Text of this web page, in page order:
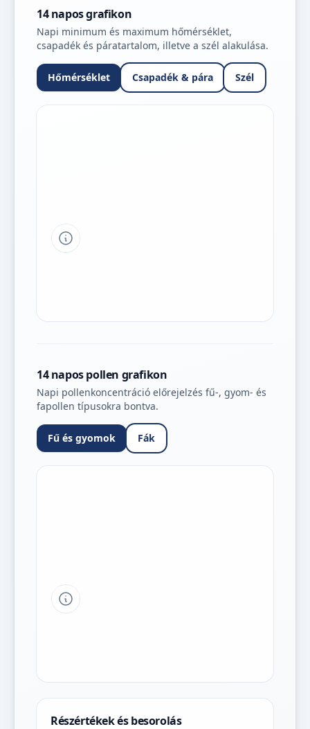
14 napos grafikon
Napi minimum és maximum hőmérséklet,
csapadék és páratartalom, illetve a szél alakulása.
Hőmérséklet Csapadék & pára Szél
Tipp a grafikon jelmagyarázatához
14 napos pollen grafikon
Napi pollenkoncentráció előrejelzés fű-, gyom- és
fapollen típusokra bontva.
Fű és gyomok Fák
Tipp a grafikon jelmagyarázatához
Részértékek és besorolás